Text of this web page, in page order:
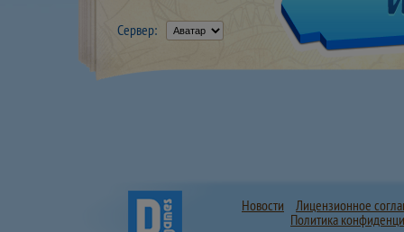
Сервер:
Новости
Лицензионное
Политика